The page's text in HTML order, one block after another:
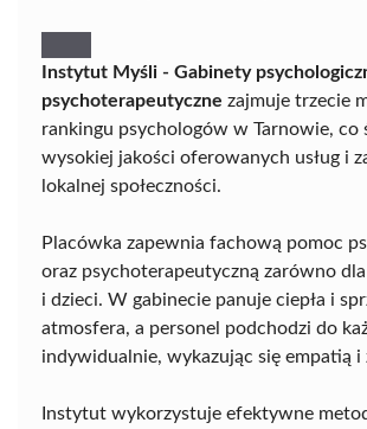
Instytut Myśli - Gabinety
psychoterapeutyczne zajmuje trzecie
rankingu psychologów w Tarnowie, co
wysokiej jakości oferowanych usług i
lokalnej społeczności.
Placówka zapewnia fachową pomoc
oraz psychoterapeutyczną zarówno
i dzieci. W gabinecie panuje ciepła i
atmosfera, a personel podchodzi do
indywidualnie, wykazując się empatią i
Instytut wykorzystuje efektywne